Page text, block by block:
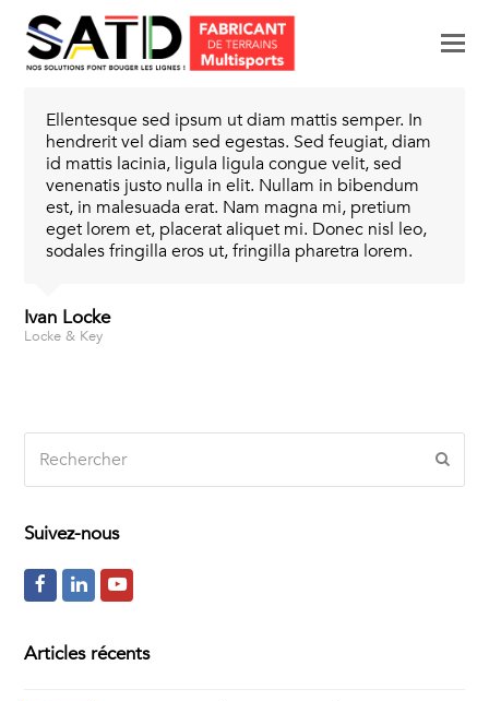
Ellentesque sed ipsum ut diam mattis semper. In
hendrerit vel diam sed egestas. Sed feugiat, diam
id mattis lacinia, ligula ligula congue velit, sed
venenatis justo nulla in elit. Nullam in bibendum
est, in malesuada erat. Nam magna mi, pretium
eget lorem et, placerat aliquet mi. Donec nisl leo,
sodales fringilla eros ut, fringilla pharetra lorem.
Ivan Locke
Locke & Key
Suivez-nous
c
L
n
Y
u
Articles récents